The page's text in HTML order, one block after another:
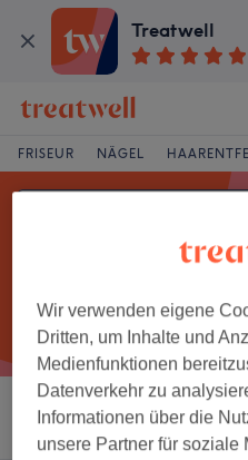
Treatwell
FRISEUR NÄGEL
Sortieren nach
Wir verwenden eigene
Dritten, um Inhalte und
Medienfunktionen
Datenverkehr zu
Informationen über die
unsere Partner für soziale